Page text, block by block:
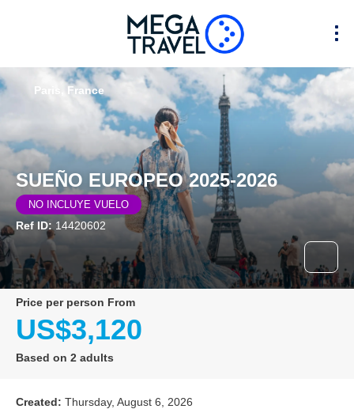
SUEÑO EUROPEO 2025-2026
NO INCLUYE VUELO
Ref ID: 14420602
Paris, France
price per person From
US$3,120
Based on 2 adults
Created: Thursday, August 6, 2026